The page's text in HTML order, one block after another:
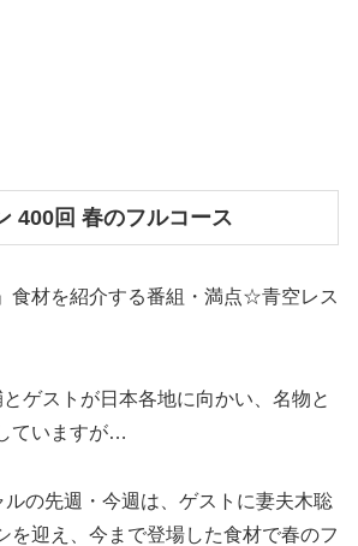
400回 春のフルコース
食材を紹介する番組・満点☆青空レス
ゲストが日本各地に向かい、名物と
ていますが…
の先週・今週は、ゲストに妻夫木聡
を迎え、今まで登場した食材で春のフ